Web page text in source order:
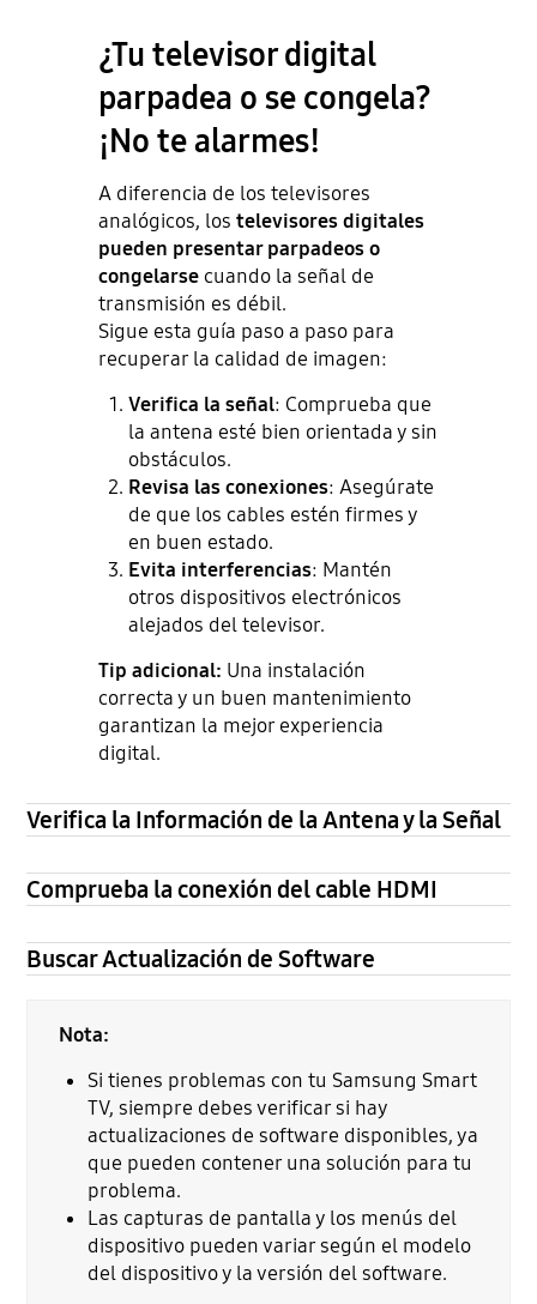
¿Tu televisor digital
parpadea o se congela?
¡No te alarmes!
A diferencia de los televisores
analógicos, lostelevisores digitales
pueden presentar parpadeos o
congelarsecuando la señal de
transmisión es débil.
Sigue esta guía paso a paso para
recuperar la calidad de imagen:
Verifica la señal: Comprueba que
la antena esté bien orientada y sin
obstáculos.
Revisa las conexiones: Asegúrate
de que los cables estén firmes y
en buen estado.
Evita interferencias: Mantén
otros dispositivos electrónicos
alejados del televisor.
Tip adicional: Una instalación
correcta y un buen mantenimiento
garantizan la mejor experiencia
digital.
Verifica la Información de la Antena y la Señal
Comprueba la conexión del cable HDMI
Buscar Actualización de Software
Nota:
Si tienes problemas con tu Samsung Smart
TV, siempre debes verificar si hay
actualizaciones de software disponibles, ya
que pueden contener una solución para tu
problema.
Las capturas de pantalla y los menús del
dispositivo pueden variar según el modelo
del dispositivo y la versión del software.